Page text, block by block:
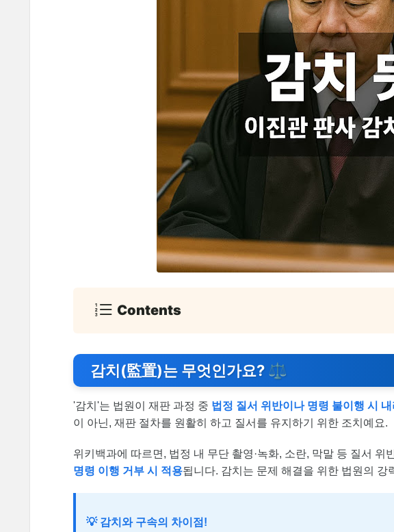
Contents
감치(監置)는 무엇인가요? ⚖️
'감치'는 법원이 재판 과정 중 법정 질서 위반이나 명령 불이행 시 내
이 아닌, 재판 절차를 원활히 하고 질서를 유지하기 위한 조치예요.
위키백과에 따르면, 법정 내 무단 촬영·녹화, 소란, 막말 등 질서 위
명령 이행 거부 시 적용됩니다. 감치는 문제 해결을 위한 법원의 강
💡 감치와 구속의 차이점!